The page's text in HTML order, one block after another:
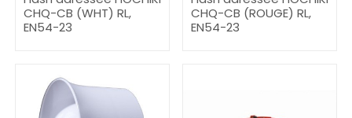
CHQ-CB (WHT) RL,
EN54-23
CHQ-CB (ROUGE) RL,
EN54-23